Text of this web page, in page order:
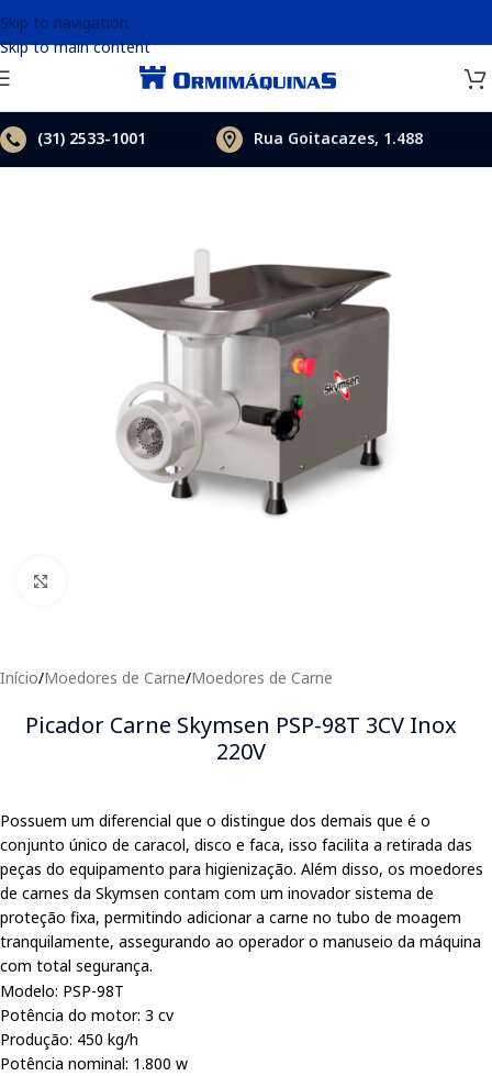
Skip to navigation
Skip to main content
(31) 2533-1001 Rua Goitacazes, 1.488
Início/Moedores de Carne/Moedores de Carne
Picador Carne Skymsen PSP-98T 3CV Inox
220V
Possuem um diferencial que o distingue dos demais que é o
conjunto único de caracol, disco e faca, isso facilita a retirada das
peças do equipamento para higienização. Além disso, os moedores
de carnes da Skymsen contam com um inovador sistema de
proteção fixa, permitindo adicionar a carne no tubo de moagem
tranquilamente, assegurando ao operador o manuseio da máquina
com total segurança.
Modelo: PSP-98T
Potência do motor: 3 cv
Produção: 450 kg/h
Potência nominal: 1.800 w